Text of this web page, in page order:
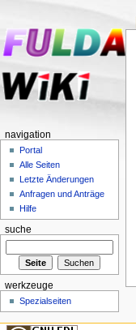
navigation
Portal
Alle Seiten
Letzte Änderungen
Anfragen und Anträge
Hilfe
suche
werkzeuge
Spezialseiten